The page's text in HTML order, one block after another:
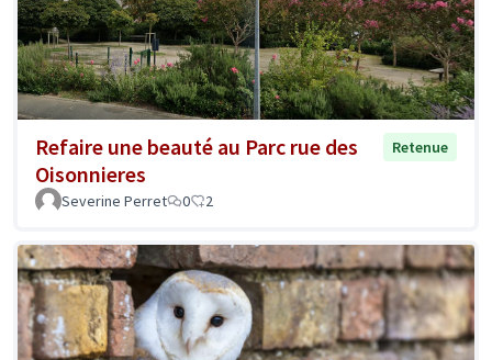
Refaire une beauté au Parc rue des
Oisonnieres
Retenue
Severine Perret 0 2